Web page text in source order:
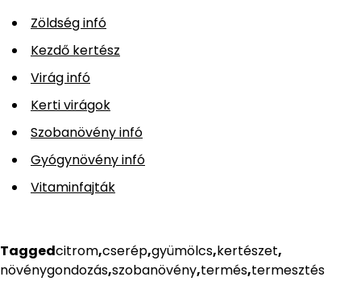
Zöldség infó
Kezdő kertész
Virág infó
Kerti virágok
Szobanövény infó
Gyógynövény infó
Vitaminfajták
Taggedcitrom,cserép,gyümölcs,kertészet,
növénygondozás,szobanövény,termés,termesztés